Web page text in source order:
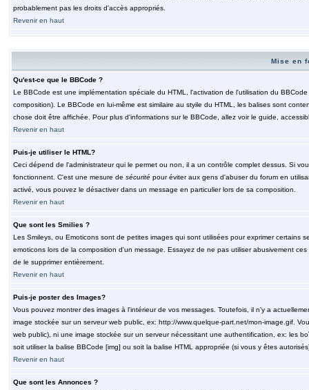
probablement pas les droits d'accès appropriés.
Revenir en haut
Mise en
Qu'est-ce que le BBCode ?
Le BBCode est une implémentation spéciale du HTML, l'activation de l'utilisation du
composition). Le BBCode en lui-même est similaire au styile du HTML, les balises sont
chose doit être affichée. Pour plus d'informations sur le BBCode, allez voir le guide,
Revenir en haut
Puis-je utiliser le HTML?
Ceci dépend de l'administrateur qui le permet ou non, il a un contrôle complet dessus. Si
fonctionnent. C'est une mesure de sécuritépour éviter aux gens d'abuser du forum en
activé, vous pouvez le désactiver dans un message en particulier lors de sa composition.
Revenir en haut
Que sont les Smilies ?
Les Smileys, ou Emoticons sont de petites images qui sont utilisées pour exprimer certains
emoticons lors de la composition d'un message. Essayez de ne pas utiliser abusivement
de le supprimer entièrement.
Revenir en haut
Puis-je poster des Images?
Vous pouvez montrer des images à l'intérieur de vos messages. Toutefois, il n'y a
image stockée sur un serveur web public, ex: http://www.quelque-part.net/mon-image.gif.
web public), ni une image stockée sur un serveur nécessitant une authentification, ex: les
soit utiliser la balise BBCode [img] ou soit la balise HTML appropriée (si vous y êtes
Revenir en haut
Que sont les Annonces ?